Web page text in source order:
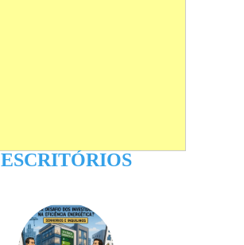
ESCRITÓRIOS